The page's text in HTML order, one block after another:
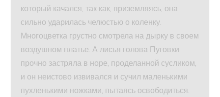
который качался, так как, приземляясь, она
сильно ударилась челюстью о коленку.
Многоцветка грустно смотрела на дырку в своем
воздушном платье. А лисья голова Пуговки
прочно застряла в норе, проделанной сусликом,
и он неистово извивался и сучил маленькими
пухленькими ножками, пытаясь освободиться.